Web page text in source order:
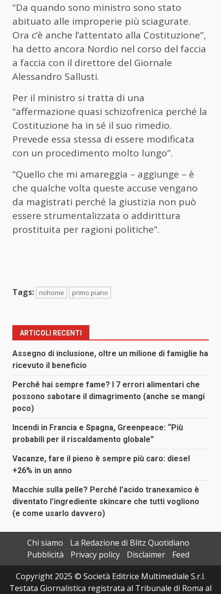
“Da quando sono ministro sono stato
abituato alle improperie più sciagurate.
Ora c’è anche l’attentato alla Costituzione”,
ha detto ancora Nordio nel corso del faccia
a faccia con il direttore del Giornale
Alessandro Sallusti.
Per il ministro si tratta di una
“affermazione quasi schizofrenica perché la
Costituzione ha in sé il suo rimedio.
Prevede essa stessa di essere modificata
con un procedimento molto lungo”.
“Quello che mi amareggia – aggiunge – è
che qualche volta queste accuse vengano
da magistrati perché la giustizia non può
essere strumentalizzata o addirittura
prostituita per ragioni politiche”.
Tags: nohome primo piano
ARTICOLI RECENTI
Assegno di inclusione, oltre un milione di famiglie ha
ricevuto il beneficio
Perché hai sempre fame? I 7 errori alimentari che
possono sabotare il dimagrimento (anche se mangi
poco)
Incendi in Francia e Spagna, Greenpeace: “Più
probabili per il riscaldamento globale”
Vacanze, fare il pieno è sempre più caro: diesel
+26% in un anno
Macchie sulla pelle? Perché l’acido tranexamico è
diventato l’ingrediente skincare che tutti vogliono
(e come usarlo davvero)
Chi siamo
La Redazione di Blitz Quotidiano
Pubblicità
Privacy policy Disclaimer
Feed
Copyright 2025 © Società Editrice Multimediale S.r.l.
Testata Giornalistica registrata al Tribunale di Roma al